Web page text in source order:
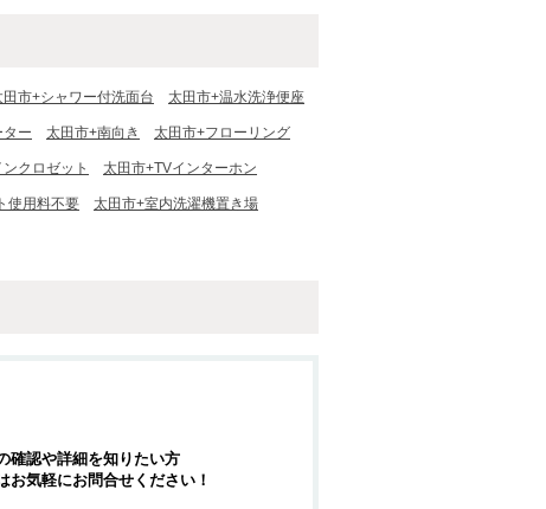
田市+シャワー付洗面台 太田市+温水洗浄便座
ー 太田市+南向き 太田市+フローリング
クロゼット 太田市+TVインターホン
使用料不要 太田市+室内洗濯機置き場
確認や詳細を知りたい方
お気軽にお問合せください！